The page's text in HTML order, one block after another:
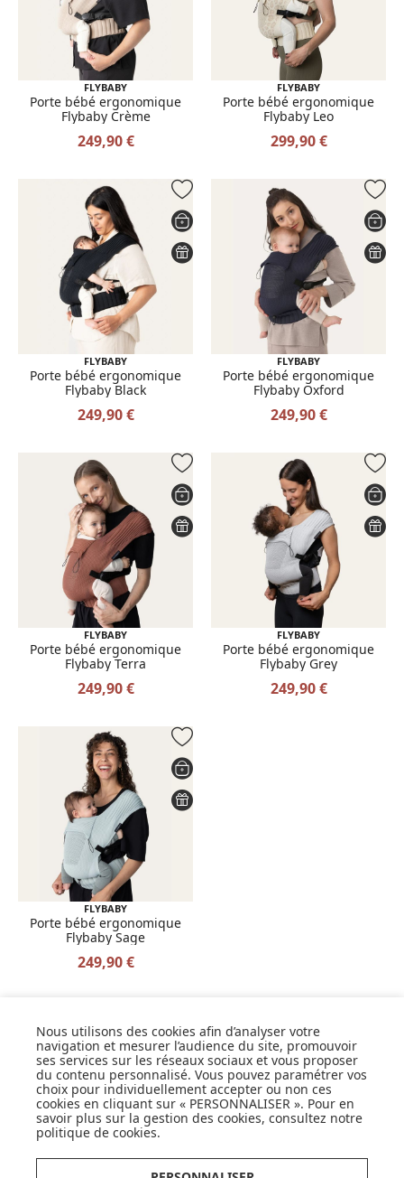
FLYBABY
Porte bébé ergonomique
Flybaby Crème
249,90 €
FLYBABY
Porte bébé ergonomique
Flybaby Leo
299,90 €
FLYBABY
Porte bébé ergonomique
Flybaby Black
249,90 €
FLYBABY
Porte bébé ergonomique
Flybaby Oxford
249,90 €
FLYBABY
Porte bébé ergonomique
Flybaby Terra
249,90 €
FLYBABY
Porte bébé ergonomique
Flybaby Grey
249,90 €
FLYBABY
Porte bébé ergonomique
Flybaby Sage
249,90 €
SUIVEZ NOS ACTUS,
NOUVEAUTÉS, OFFRES...
OK
Nous utilisons des cookies afin d’analyser votre
navigation et mesurer l’audience du site, promouvoir
ses services sur les réseaux sociaux et vous proposer
du contenu personnalisé. Vous pouvez paramétrer vos
choix pour individuellement accepter ou non ces
cookies en cliquant sur « PERSONNALISER ». Pour en
savoir plus sur la gestion des cookies, consultez notre
politique de cookies.